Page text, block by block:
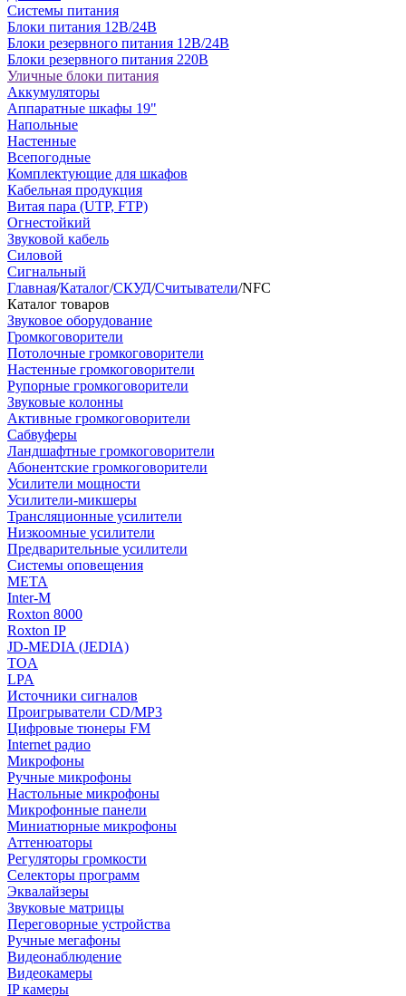
Системы питания
Блоки питания 12В/24В
Блоки резервного питания 12В/24В
Блоки резервного питания 220В
Уличные блоки питания
Аккумуляторы
Аппаратные шкафы 19"
Напольные
Настенные
Всепогодные
Комплектующие для шкафов
Кабельная продукция
Витая пара (UTP, FTP)
Огнестойкий
Звуковой кабель
Силовой
Сигнальный
Главная/Каталог/СКУД/Считыватели/NFC
Каталог товаров
Звуковое оборудование
Громкоговорители
Потолочные громкоговорители
Настенные громкоговорители
Рупорные громкоговорители
Звуковые колонны
Активные громкоговорители
Сабвуферы
Ландшафтные громкоговорители
Абонентские громкоговорители
Усилители мощности
Усилители-микшеры
Трансляционные усилители
Низкоомные усилители
Предварительные усилители
Системы оповещения
МЕТА
Inter-M
Roxton 8000
Roxton IP
JD-MEDIA (JEDIA)
TOA
LPA
Источники сигналов
Проигрыватели CD/MP3
Цифровые тюнеры FM
Internet радио
Микрофоны
Ручные микрофоны
Настольные микрофоны
Микрофонные панели
Миниатюрные микрофоны
Аттенюаторы
Регуляторы громкости
Селекторы программ
Эквалайзеры
Звуковые матрицы
Переговорные устройства
Ручные мегафоны
Видеонаблюдение
Видеокамеры
IP камеры